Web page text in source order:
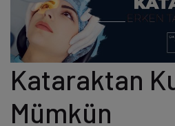
Kataraktan
Mümkün